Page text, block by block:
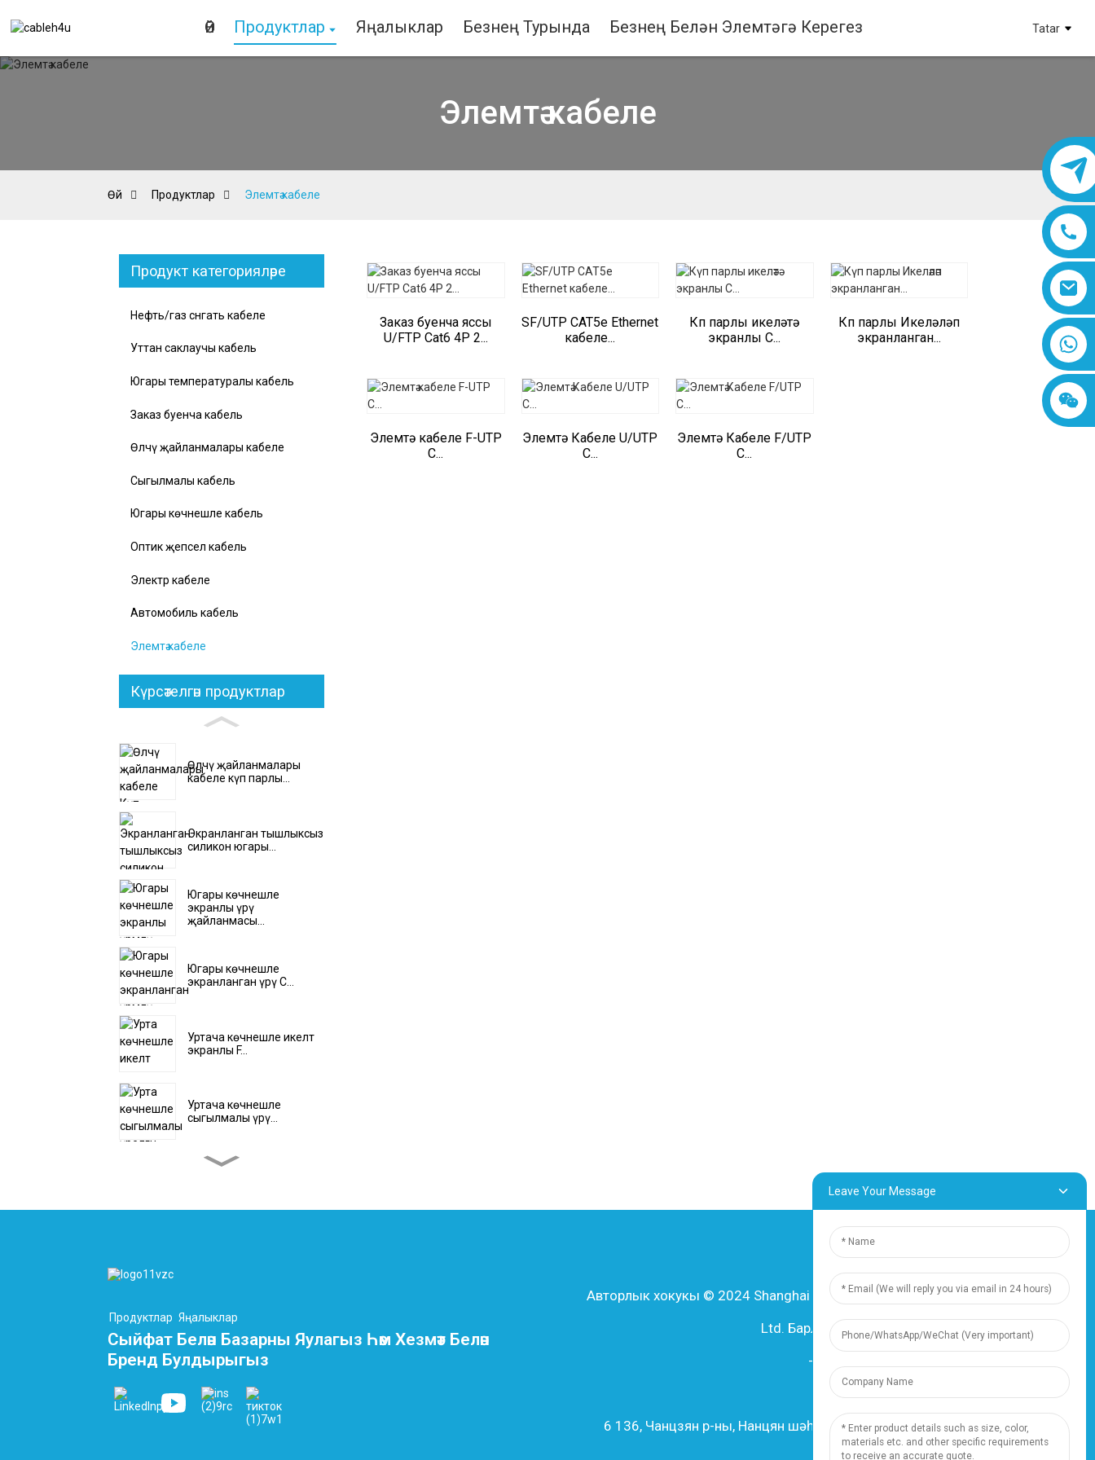
Өй Продуктлар Яңалыклар Безнең Турында Безнең Белән Элемтәгә Керегез Tatar
8618019377761
Элемтә кабеле
Өй Продуктлар Элемтә кабеле
Продукт категорияләре
Нефть/газ сәнәгать кабеле
Уттан саклаучы кабель
Югары температуралы кабель
Заказ буенча кабель
Өлчәү җайланмалары кабеле
Сыгылмалы кабель
Югары көчәнешле кабель
Оптик җепсел кабель
Электр кабеле
Автомобиль кабель
Элемтә кабеле
Күрсәтелгән продуктлар
Өлчәү җайланмалары
кабеле күп парлы...
Экранланган тышлыксыз
силикон югары...
Югары көчәнешле
экранлы үрү
җайланмасы...
Югары көчәнешле
экранланган үрү C...
Уртача көчәнешле икеләтә
экранлы F...
Уртача көчәнешле
сыгылмалы үрү...
кабельләре 10 үзәкле...
колонкасы һәм криоген...
Заказ буенча яссы
U/FTP Cat6 4P 2...
SF/UTP CAT5e Ethernet
кабеле...
Күп парлы икеләтә
экранлы C...
Күп парлы Икеләләп
экранланган...
Элемтә кабеле F-UTP
C...
Элемтә Кабеле U/UTP
C...
Элемтә Кабеле F/UTP
C...
Продуктлар Яңалыклар
Сыйфат Белән Базарны Яулагыз Һәм Хезмәт Белән
Бренд Булдырыгыз
Авторлык хокукы © 2024 Shanghai Dingzun Electric & Cable Co.,
Ltd. Барлык хокуклар да сакланган.
-
Ресурс
6 136, Чанцзян р-ны, Нанцян шәһәре, 201802, Шанхай, Китай
Leave Your Message